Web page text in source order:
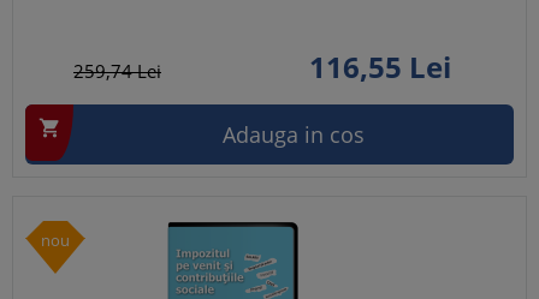
259,74Lei 116,55 Lei
 Adauga in cos
nou